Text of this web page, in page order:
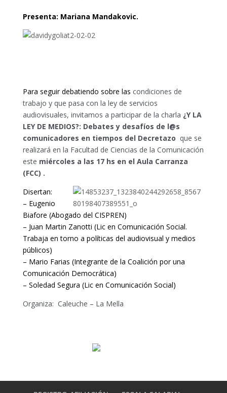
Presenta: Mariana Mandakovic.
Para seguir debatiendo sobre las condiciones de
trabajo y que pasa con la ley de servicios
audiovisuales, invitamos a participar de la charla ¿Y LA
LEY DE MEDIOS?: Debates y desafíos de l@s
comunicadores en tiempos del Decretazo que se
realizará en la Facultad de Ciencias de la Comunicación
este miércoles a las 17 hs en el Aula Carranza
(FCC) .
Disertan:
– Eugenio
Biafore (Abogado del CISPREN)
– Juan Martin Zanotti (Lic en Comunicación Social.
Trabaja en torno a políticas del audiovisual y medios
públicos)
– Mario Farias (Integrante de la Coalición por una
Comunicación Democrática)
– Soledad Segura (Lic en Comunicación Social)
Organiza: Caleuche – La Mella